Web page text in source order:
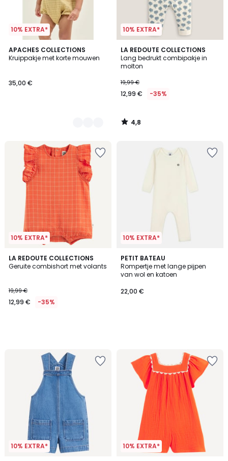
10% EXTRA*
APACHES COLLECTIONS
Kruippakje met korte mouwen
35,00 €
2
Kleuren
10% EXTRA*
LA REDOUTE COLLECTIONS
Lang bedrukt combipakje in
molton
19,99 €
12,99 € -35%
4,8
/ 5
4,8
/
10% EXTRA*
LA REDOUTE COLLECTIONS
Geruite combishort met volants
19,99 €
12,99 € -35%
10% EXTRA*
PETIT BATEAU
Rompertje met lange pijpen
van wol en katoen
22,00 €
10% EXTRA* 10% EXTRA*